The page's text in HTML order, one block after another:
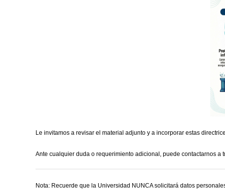
Le invitamos a revisar el material adjunto y a incorporar estas
Ante cualquier duda o requerimiento adicional, puede contactarnos a
Nota: Recuerde que la Universidad NUNCA solicitará datos